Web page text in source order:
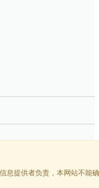
息提供者负责，本网站不能确